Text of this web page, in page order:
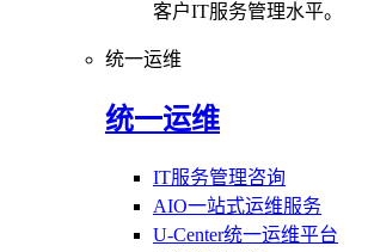
客户IT服务管理水平。
统一运维
统一运维
IT服务管理咨询
AIO一站式运维服务
U-Center统一运维平台